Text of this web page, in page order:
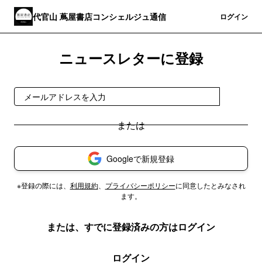
代官山 蔦屋書店コンシェルジュ通信 ログイン
ニュースレターに登録
Googleで新規登録
※登録の際には、 利用規約、 プライバシーポリシーに同意したとみなされ
ます。
または、すでに登録済みの方はログイン
ログイン